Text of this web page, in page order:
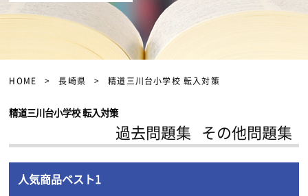
HOME 長崎県 精道三川台小学校 転入対策
精道三川台小学校 転入対策
過去問題集 その他問題集
人気商品ベスト1